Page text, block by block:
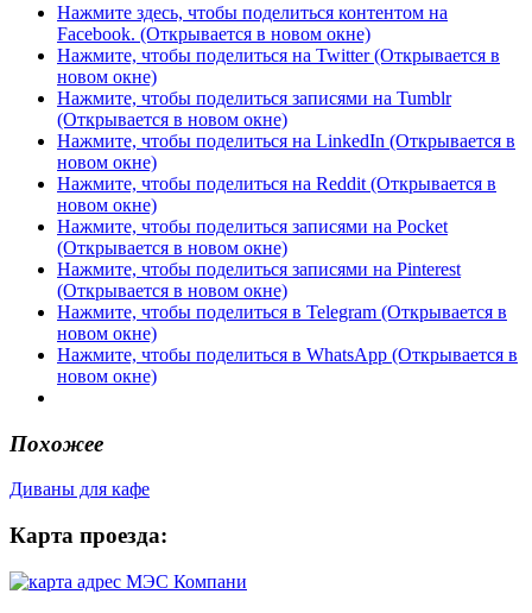
Нажмите здесь, чтобы поделиться контентом на
Facebook. (Открывается в новом окне)
Нажмите, чтобы поделиться на Twitter (Открывается в
новом окне)
Нажмите, чтобы поделиться записями на Tumblr
(Открывается в новом окне)
Нажмите, чтобы поделиться на LinkedIn (Открывается в
новом окне)
Нажмите, чтобы поделиться на Reddit (Открывается в
новом окне)
Нажмите, чтобы поделиться записями на Pocket
(Открывается в новом окне)
Нажмите, чтобы поделиться записями на Pinterest
(Открывается в новом окне)
Нажмите, чтобы поделиться в Telegram (Открывается в
новом окне)
Нажмите, чтобы поделиться в WhatsApp (Открывается в
новом окне)
Похожее
Диваны для кафе
Карта проезда: